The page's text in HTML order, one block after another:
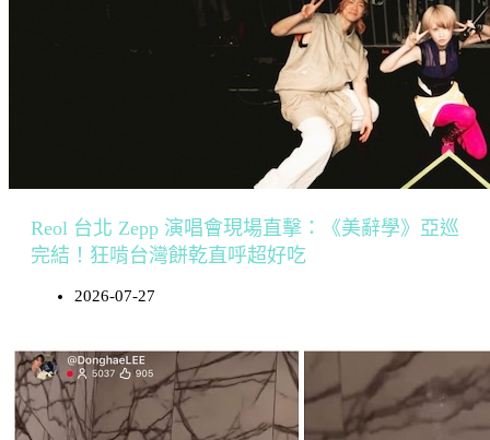
Reol 台北 Zepp 演唱會現場直擊：《美辭學》亞巡
完結！狂啃台灣餅乾直呼超好吃
2026-07-27